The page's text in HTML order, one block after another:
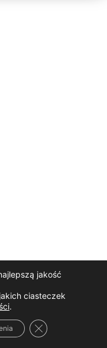
jakość
ciasteczek
.
Zamknij panel